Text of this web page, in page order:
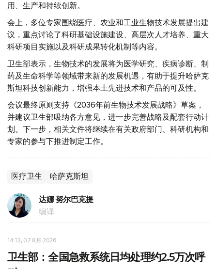
用、生产和持续创新。
会上，多位专家围绕医疗、农业和工业生物技术发展提出建
议，重点讨论了科研基础设施建设、高层次人才培养、重大
科研项目实施以及科研成果转化机制等内容。
卫生部表示，生物技术的发展将为医学研究、疾病诊断、制
药及生命科学等领域带来新的发展机遇，有助于提升哈萨克
斯坦科技创新能力，增强本土先进技术和产品的可及性。
会议最终原则支持《2036年前生物技术发展战略》草案，
并建议卫生部吸纳各方意见，进一步完善战略及配套行动计
划。下一步，相关文件将继续在有关政府部门、科研机构和
专家的参与下推进制定工作。
医疗卫生 哈萨克斯坦
达娜 努尔巴克提
编译
14:13, 07 8月 2026
卫生部：全国急救系统日均处理约2.5万次呼